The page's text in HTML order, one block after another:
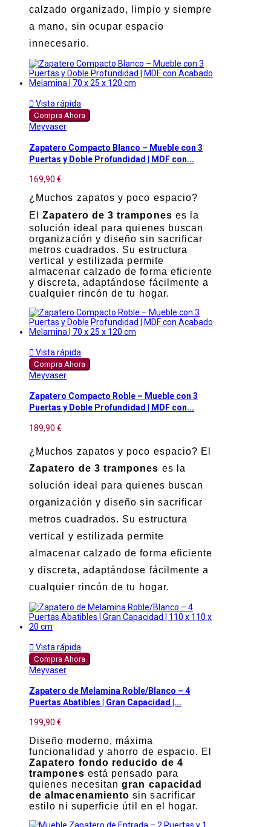
calzado organizado, limpio y siempre
a mano, sin ocupar espacio
innecesario.
 Vista rápida
Compra Ahora
Meyvaser
Zapatero Compacto Blanco – Mueble con 3
Puertas y Doble Profundidad | MDF con...
169,90 €
¿Muchos zapatos y poco espacio?
ElZapatero de 3 trampones es la
solución ideal para quienes buscan
organización y diseño sin sacrificar
metros cuadrados. Su estructura
vertical y estilizada permite
almacenar calzado de forma eficiente
y discreta, adaptándose fácilmente a
cualquier rincón de tu hogar.
 Vista rápida
Compra Ahora
Meyvaser
Zapatero Compacto Roble – Mueble con 3
Puertas y Doble Profundidad | MDF con...
189,90 €
¿Muchos zapatos y poco espacio? El
Zapatero de 3 trampones es la
solución ideal para quienes buscan
organización y diseño sin sacrificar
metros cuadrados. Su estructura
vertical y estilizada permite
almacenar calzado de forma eficiente
y discreta, adaptándose fácilmente a
cualquier rincón de tu hogar.
 Vista rápida
Compra Ahora
Meyvaser
Zapatero de Melamina Roble/Blanco – 4
Puertas Abatibles | Gran Capacidad |...
199,90 €
Diseño moderno, máxima
funcionalidad y ahorro de espacio. El
Zapatero fondo reducido de 4
trampones está pensado para
quienes necesitangran capacidad
de almacenamiento sin sacrificar
estilo ni superficie útil en el hogar.